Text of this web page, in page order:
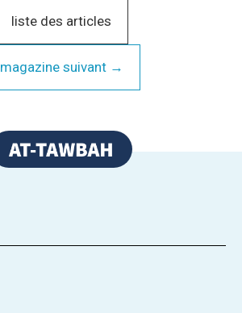
liste des articles
magazine suivant →